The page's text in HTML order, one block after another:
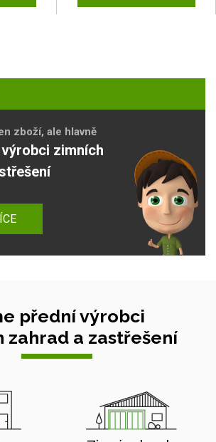
zboží, ale hlavně
zimních
přední výrobci
zahrad a zastřešení